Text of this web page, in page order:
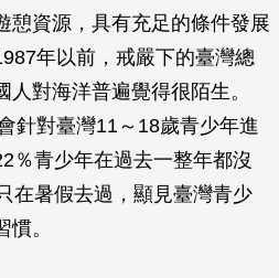
憩資源，具有充足的條件發展
年以前，戒嚴下的臺灣總
對海洋普遍覺得很陌生。
針對臺灣11～18歲青少年進
％青少年在過去一整年都沒
在暑假去過，顯見臺灣青少
。